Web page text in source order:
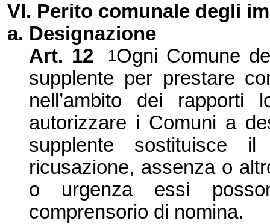
VI. Perito comunale degli
a. Designazione
Art. 12 1Ogni Comune
supplente per prestare
nell’ambito dei
autorizzare i Comuni a
supplente sostituisce
ricusazione, assenza o
o urgenza essi
comprensorio di nomina.